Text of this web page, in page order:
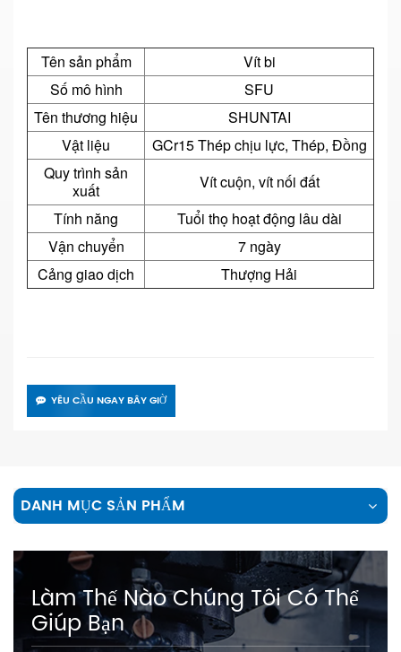
Tên sản phẩm
Vít bi
Số mô hình
SFU
Tên thương hiệu
SHUNTAI
Vật liệu
GCr15 Thép chịu lực, Thép, Đồng
Quy trình sản
xuất
Vít cuộn, vít nối đất
Tính năng
Tuổi thọ hoạt động lâu dài
Vận chuyển
7 ngày
Cảng giao dịch
Thượng Hải
YÊU CẦU NGAY BÂY GIỜ
DANH MỤC SẢN PHẨM
Làm Thế Nào Chúng Tôi Có Thể
Giúp Bạn